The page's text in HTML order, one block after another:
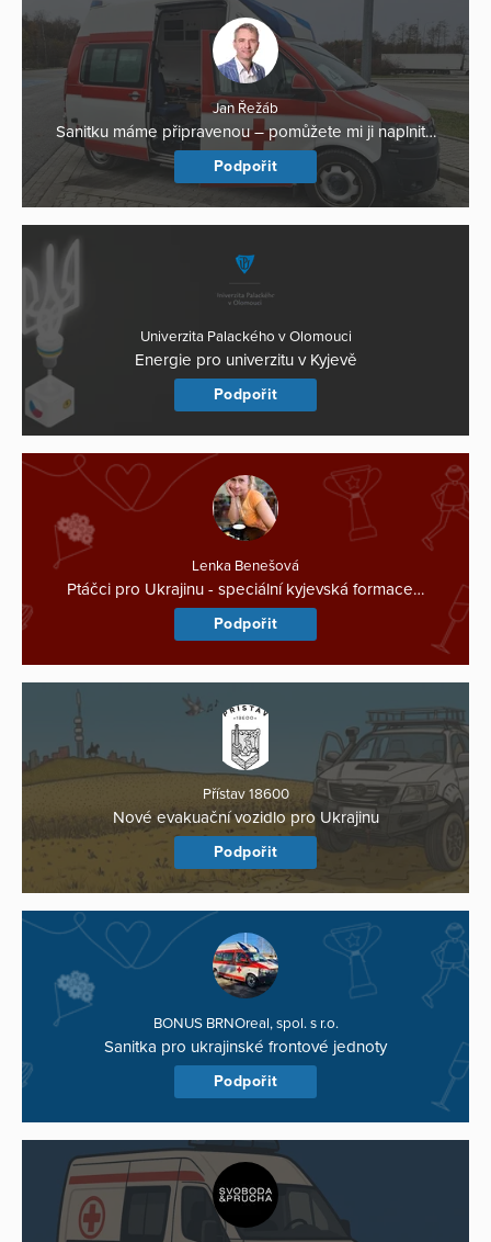
Jan Řežáb
Sanitku máme připravenou – pomůžete mi ji naplnit…
Podpořit
Univerzita Palackého v Olomouci
Energie pro univerzitu v Kyjevě
Podpořit
Lenka Benešová
Ptáčci pro Ukrajinu - speciální kyjevská formace…
Podpořit
Přístav 18600
Nové evakuační vozidlo pro Ukrajinu
Podpořit
BONUS BRNOreal, spol. s r.o.
Sanitka pro ukrajinské frontové jednoty
Podpořit